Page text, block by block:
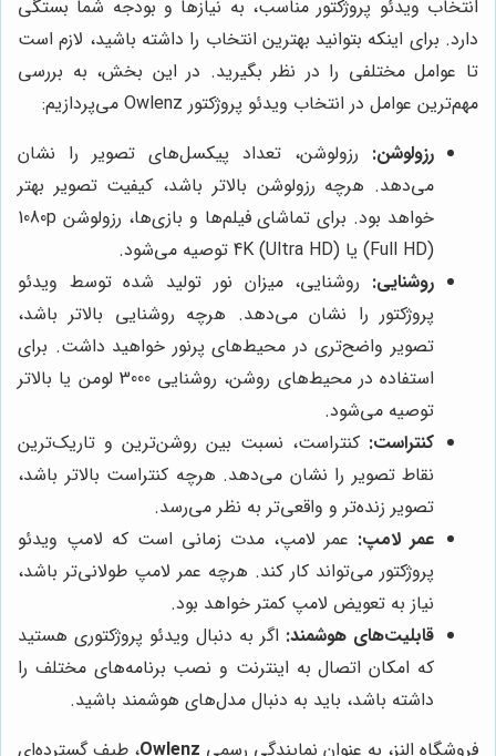
انتخاب ویدئو پروژکتور مناسب، به نیازها و بودجه شما بستگی
دارد. برای اینکه بتوانید بهترین انتخاب را داشته باشید، لازم است
تا عوامل مختلفی را در نظر بگیرید. در این بخش، به بررسی
مهم‌ترین عوامل در انتخاب ویدئو پروژکتور Owlenz می‌پردازیم:
رزولوشن: رزولوشن، تعداد پیکسل‌های تصویر را نشان
می‌دهد. هرچه رزولوشن بالاتر باشد، کیفیت تصویر بهتر
خواهد بود. برای تماشای فیلم‌ها و بازی‌ها، رزولوشن 1080p
(Full HD) یا 4K (Ultra HD) توصیه می‌شود.
روشنایی: روشنایی، میزان نور تولید شده توسط ویدئو
پروژکتور را نشان می‌دهد. هرچه روشنایی بالاتر باشد،
تصویر واضح‌تری در محیط‌های پرنور خواهید داشت. برای
استفاده در محیط‌های روشن، روشنایی 3000 لومن یا بالاتر
توصیه می‌شود.
کنتراست: کنتراست، نسبت بین روشن‌ترین و تاریک‌ترین
نقاط تصویر را نشان می‌دهد. هرچه کنتراست بالاتر باشد،
تصویر زنده‌تر و واقعی‌تر به نظر می‌رسد.
عمر لامپ: عمر لامپ، مدت زمانی است که لامپ ویدئو
پروژکتور می‌تواند کار کند. هرچه عمر لامپ طولانی‌تر باشد،
نیاز به تعویض لامپ کمتر خواهد بود.
قابلیت‌های هوشمند: اگر به دنبال ویدئو پروژکتوری هستید
که امکان اتصال به اینترنت و نصب برنامه‌های مختلف را
داشته باشد، باید به دنبال مدل‌های هوشمند باشید.
فروشگاه النز، به عنوان نمایندگی رسمی Owlenz، طیف گسترده‌ای